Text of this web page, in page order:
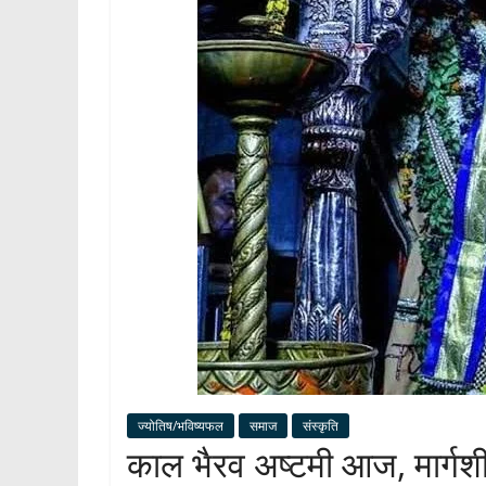
ज्योतिष/भविष्यफल समाज संस्कृति
काल भैरव अष्टमी आज,